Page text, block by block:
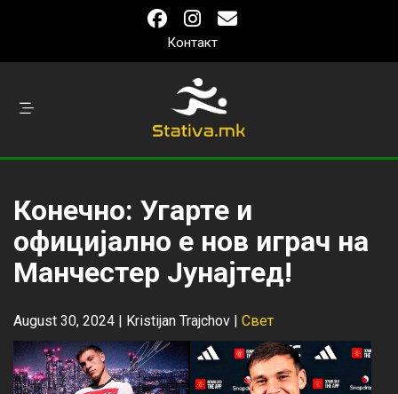
Контакт
Конечно: Угарте и
официјално е нов играч на
Манчестер Јунајтед!
August 30, 2024 | Kristijan Trajchov | Свет